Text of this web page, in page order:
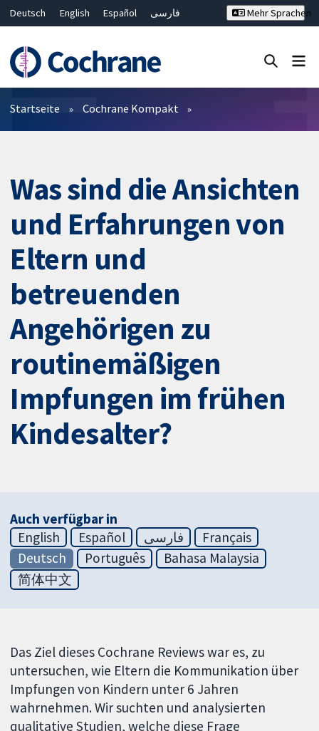
Deutsch English Español
فارسی
Bahasa Malaysia
ไทย
繁體中文
简体中文
Mehr Sprachen
Filter
Startseite Cochrane Kompakt
Was sind die Ansichten
und Erfahrungen von
Eltern und
betreuenden
Angehörigen zu
routinemäßigen
Impfungen im frühen
Kindesalter?
Auch verfügbar in
English
Español فارسی
Français
Deutsch
Português
Bahasa Malaysia
简体中文
Das Ziel dieses Cochrane Reviews war es, zu
untersuchen, wie Eltern die Kommunikation über
Impfungen von Kindern unter 6 Jahren
wahrnehmen. Wir suchten und analysierten
qualitative Studien, welche diese Frage